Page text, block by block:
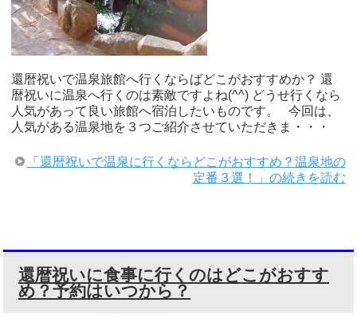
還暦祝いで温泉旅館へ行くならばどこがおすすめか？ 還
暦祝いに温泉へ行くのは素敵ですよね(^^) どうせ行くなら
人気があって良い旅館へ宿泊したいものです。 今回は、
人気がある温泉地を３つご紹介させていただきま・・・
「還暦祝いで温泉に行くならどこがおすすめ？温泉地の
定番３選！」の続きを読む
還暦祝いに食事に行くのはどこがおすす
め？予約はいつから？